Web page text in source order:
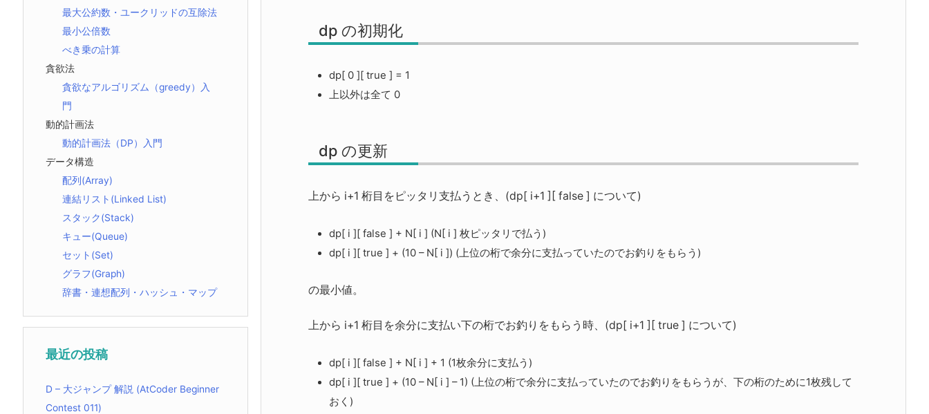
dp の初期化
dp[ 0 ][ true ] = 1
上以外は全て 0
dp の更新
上から i+1 桁目をピッタリ支払うとき、(dp[ i+1 ][ false ] について)
dp[ i ][ false ] + N[ i ] (N[ i ] 枚ピッタリで払う)
dp[ i ][ true ] + (10 – N[ i ]) (上位の桁で余分に支払っていたのでお釣りをもらう)
の最小値。
上から i+1 桁目を余分に支払い下の桁でお釣りをもらう時、(dp[ i+1 ][ true ] について)
dp[ i ][ false ] + N[ i ] + 1 (1枚余分に支払う)
dp[ i ][ true ] + (10 – N[ i ] – 1) (上位の桁で余分に支払っていたのでお釣りをもらうが、下の桁のために1枚残して
おく)
最大公約数・ユークリッドの互除法
最小公倍数
べき乗の計算
貪欲法
貪欲なアルゴリズム（greedy）入
門
動的計画法
動的計画法（DP）入門
データ構造
配列(Array)
連結リスト(Linked List)
スタック(Stack)
キュー(Queue)
セット(Set)
グラフ(Graph)
辞書・連想配列・ハッシュ・マップ
最近の投稿
D – 大ジャンプ 解説 (AtCoder Beginner
Contest 011)